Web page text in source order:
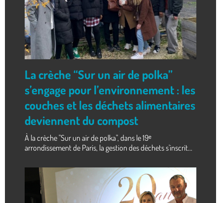
La crèche “Sur un air de polka”
s’engage pour l’environnement : les
couches et les déchets alimentaires
deviennent du compost
À la crèche "Sur un air de polka", dans le 19ᵉ
arrondissement de Paris, la gestion des déchets s'inscrit...